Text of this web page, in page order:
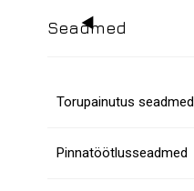
Seadmed
Torupainutus seadmed
Pinnatöötlusseadmed